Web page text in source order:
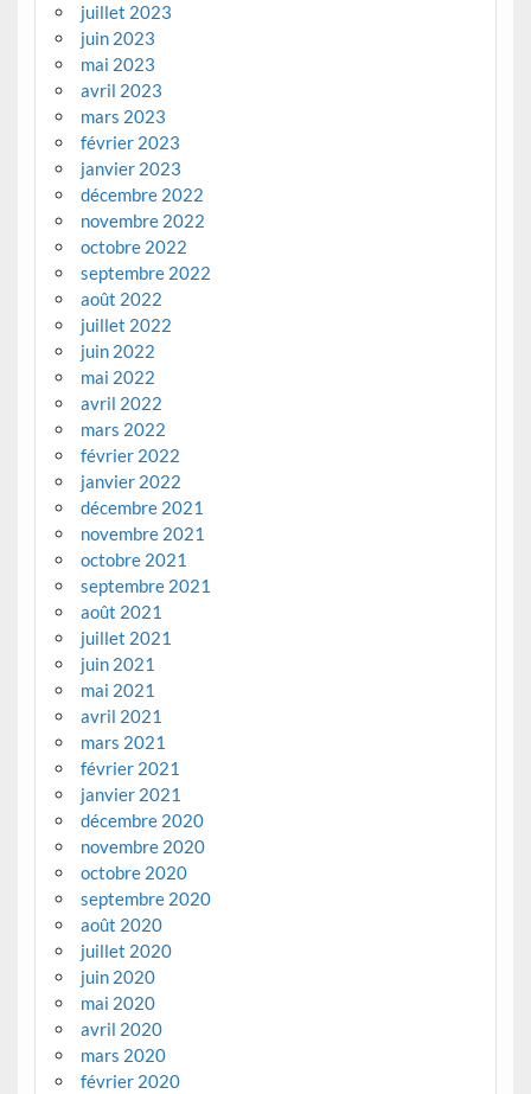
juillet 2023
juin 2023
mai 2023
avril 2023
mars 2023
février 2023
janvier 2023
décembre 2022
novembre 2022
octobre 2022
septembre 2022
août 2022
juillet 2022
juin 2022
mai 2022
avril 2022
mars 2022
février 2022
janvier 2022
décembre 2021
novembre 2021
octobre 2021
septembre 2021
août 2021
juillet 2021
juin 2021
mai 2021
avril 2021
mars 2021
février 2021
janvier 2021
décembre 2020
novembre 2020
octobre 2020
septembre 2020
août 2020
juillet 2020
juin 2020
mai 2020
avril 2020
mars 2020
février 2020